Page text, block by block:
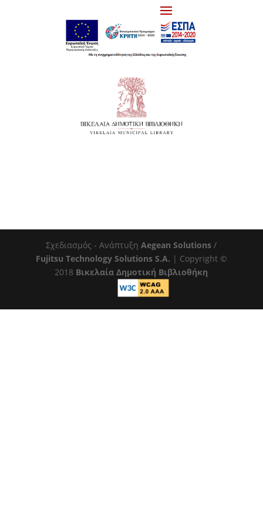
Σχεδιασμός - ΑνάπτυξηAegean Solutions /
Fujitsu Technology Solutions S.A. | Copyright ©
2018 Βικελαία Δημοτική Βιβλιοθήκη